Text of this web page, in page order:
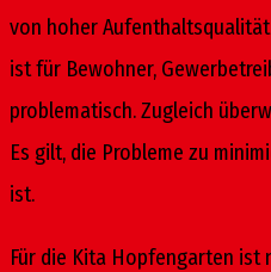
von hoher
ist für Bewohner,
problematisch. Zugleich
Es gilt, die Probleme zu
ist.
Für die Kita Hopfengarten ist